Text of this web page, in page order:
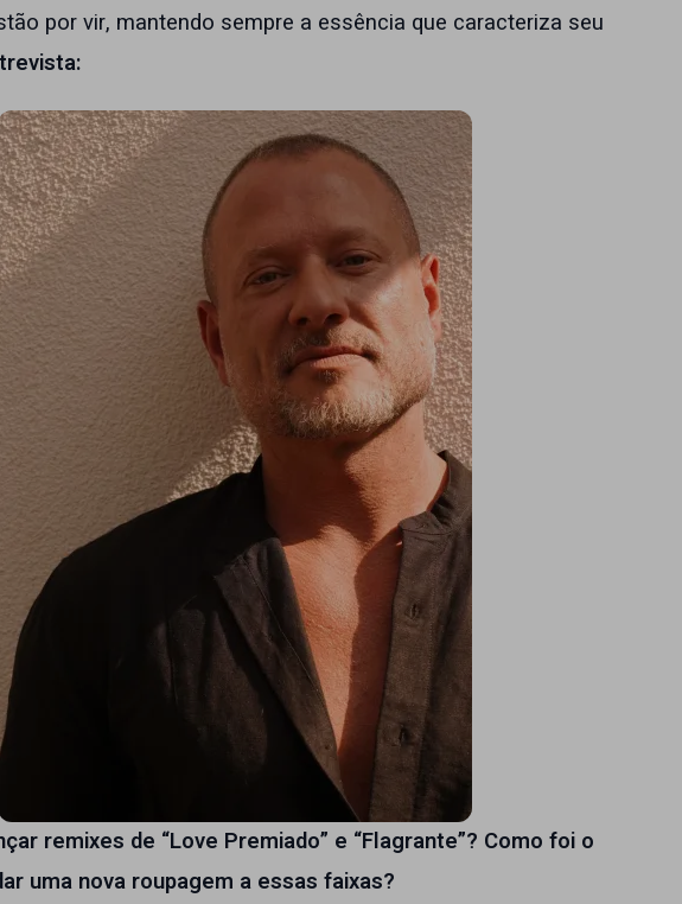
por vir, mantendo sempre a essência que caracteriza seu
remixes de “Love Premiado” e “Flagrante”? Como foi o
uma nova roupagem a essas faixas?